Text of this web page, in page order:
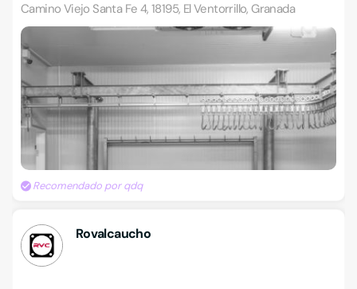
Camino Viejo Santa Fe 4, 18195, El Ventorrillo, Granada
Recomendado por qdq
Rovalcaucho